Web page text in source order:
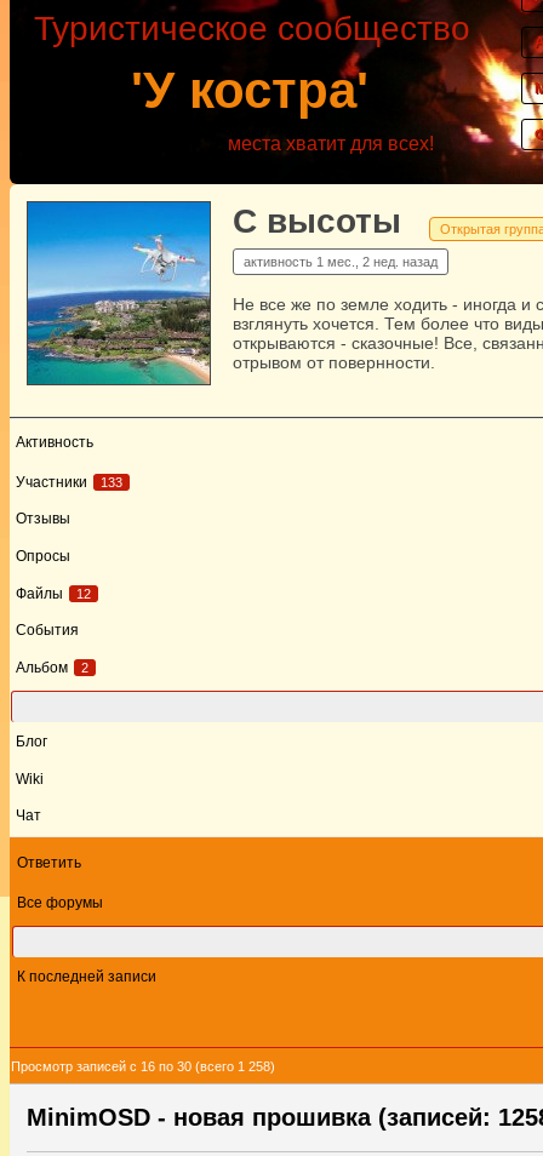
'У костра'
Туристическое сообщество
места хватит для всех!
С высоты Открытая
активность 1 мес., 2 нед. назад
Не все же по земле ходить - иногда и
взглянуть хочется. Тем более что виды
открываются - сказочные! Все,
отрывом от повернности.
Активность
Участники 133
Отзывы
Опросы
Файлы 12
События
Альбом 2
Блог
Wiki
Чат
Ответить
Все форумы
К последней записи
Просмотр записей с 16 по 30 (всего 1 258)
MinimOSD - новая прошивка (записей: